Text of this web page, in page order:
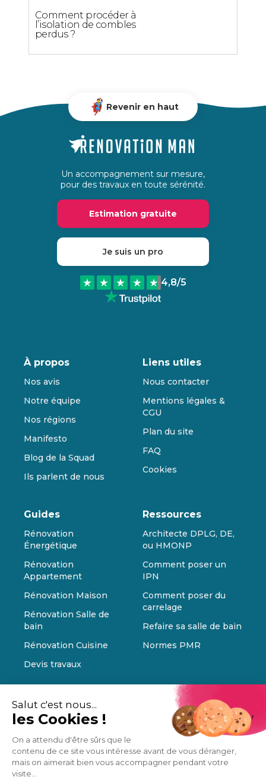
Salut c'est nous...
les Cookies !
On a attendu d'être sûrs que le
contenu de ce site vous intéresse avant de vous déranger,
mais on aimerait bien vous accompagner pendant votre
visite...
Comment procéder à
l’isolation de combles
perdus ?
Revenir en haut
Un accompagnement sur mesure,
pour des travaux en toute sérénité.
Estimation gratuite
Je suis un pro
4,8/5
À propos
Nos avis
Notre équipe
Nos régions
Manifesto
Blog de la Squad
Ils parlent de nous
Liens utiles
Nous contacter
Mentions légales &
CGU
Plan du site
FAQ
Cookies
Guides
Rénovation
Énergétique
Rénovation
Appartement
Rénovation Maison
Rénovation Salle de
bain
Rénovation Cuisine
Devis travaux
Ressources
Architecte DPLG, DE,
ou HMONP
Comment poser un
IPN
Comment poser du
carrelage
Refaire sa salle de bain
Normes PMR